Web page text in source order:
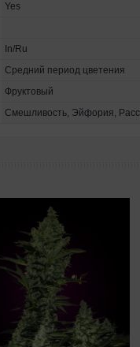
Yes
In/Ru
Средний период цветения
Фруктовый
Смешливость, Эйфория,